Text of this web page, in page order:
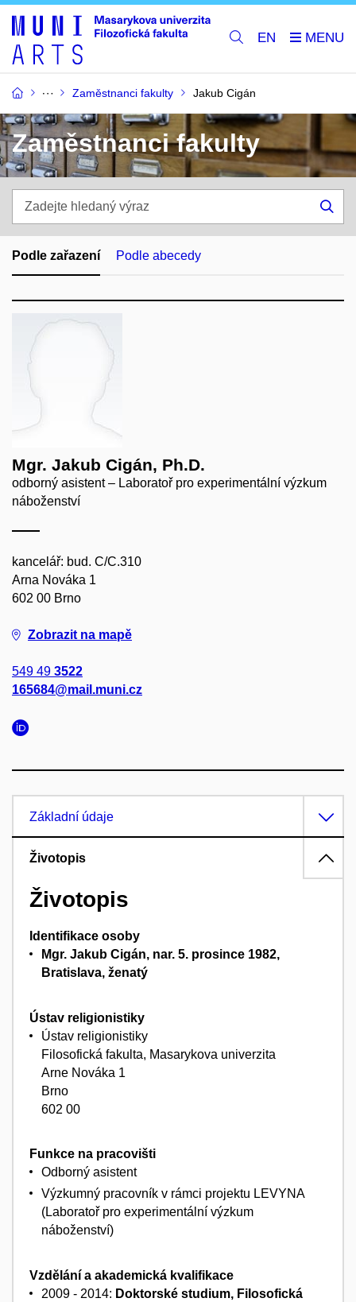
EN
Zaměstnanci fakulty Jakub Cigán
Zaměstnanci fakulty
hledaný
výraz
Podle zařazení Podle abecedy
Mgr. Jakub Cigán, Ph.D.
odborný asistent – Laboratoř pro experimentální výzkum
náboženství
kancelář: bud. C/C.310
Arna Nováka 1
602 00 Brno
Zobrazit na mapě
549 49 3522
165684@mail.muni.cz
Základní údaje
Životopis
Životopis
Identifikace osoby
Mgr. Jakub Cigán, nar. 5. prosince 1982,
Bratislava, ženatý
Ústav religionistiky
Ústav religionistiky
Filosofická fakulta, Masarykova univerzita
Arne Nováka 1
Brno
602 00
Funkce na pracovišti
Odborný asistent
Výzkumný pracovník v rámci projektu LEVYNA
(Laboratoř pro experimentální výzkum
náboženství)
Vzdělání a akademická kvalifikace
2009 - 2014: Doktorské studium, Filosofická